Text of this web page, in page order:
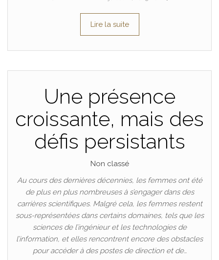
Lire la suite
Une présence
croissante, mais des
défis persistants
Non classé
Au cours des dernières décennies, les femmes ont été
de plus en plus nombreuses à s’engager dans des
carrières scientifiques. Malgré cela, les femmes restent
sous-représentées dans certains domaines, tels que les
sciences de l’ingénieur et les technologies de
l’information, et elles rencontrent encore des obstacles
pour accéder à des postes de direction et de…